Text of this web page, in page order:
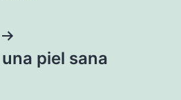
piel sana